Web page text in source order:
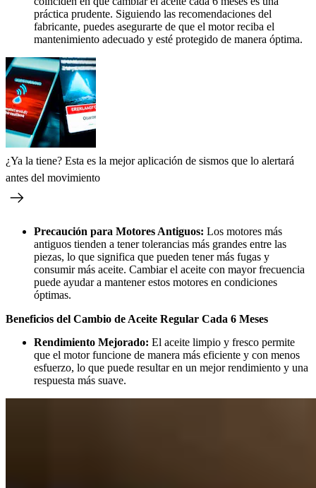
práctica prudente. Siguiendo las recomendaciones del
fabricante, puedes asegurarte de que el motor reciba el
mantenimiento adecuado y esté protegido de manera óptima.
¿Ya la tiene? Esta es la mejor aplicación de sismos que lo alertará
antes del movimiento
Precaución para Motores Antiguos: Los motores más
antiguos tienden a tener tolerancias más grandes entre las
piezas, lo que significa que pueden tener más fugas y
consumir más aceite. Cambiar el aceite con mayor frecuencia
puede ayudar a mantener estos motores en condiciones
óptimas.
Beneficios del Cambio de Aceite Regular Cada 6 Meses
Rendimiento Mejorado: El aceite limpio y fresco permite
que el motor funcione de manera más eficiente y con menos
esfuerzo, lo que puede resultar en un mejor rendimiento y una
respuesta más suave.